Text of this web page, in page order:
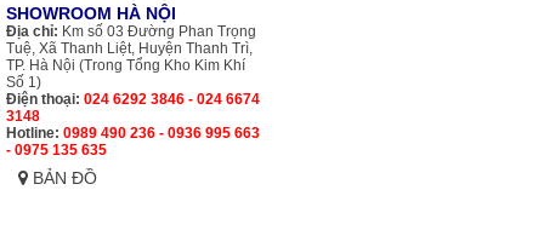
SHOWROOM HÀ NỘI
Địa chỉ: Km số 03 Đường Phan Trọng
Tuệ, Xã Thanh Liệt, Huyện Thanh Trì,
TP. Hà Nội (Trong Tổng Kho Kim Khí
Số 1)
Điện thoại: 024 6292 3846 - 024 6674
3148
Hotline: 0989 490 236 - 0936 995 663
- 0975 135 635
BẢN ĐỒ